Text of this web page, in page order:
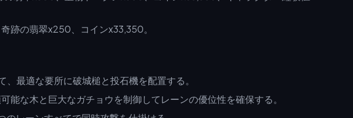
跡の翡翠x250、コインx33,350。
最適な要所に破城槌と投石機を配置する。
能な木と巨大なガチョウを制御してレーンの優位性を確保する。